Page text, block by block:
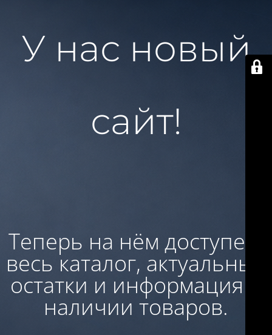
У нас новый
сайт!
Теперь на нём доступен:
весь каталог, актуальные
остатки и информация о
наличии товаров.